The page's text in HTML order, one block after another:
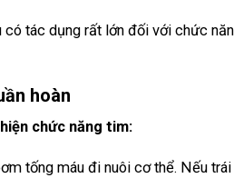
có tác dụng rất lớn đối với chức
hoàn
chức năng tim:
tống máu đi nuôi cơ thể. Nếu